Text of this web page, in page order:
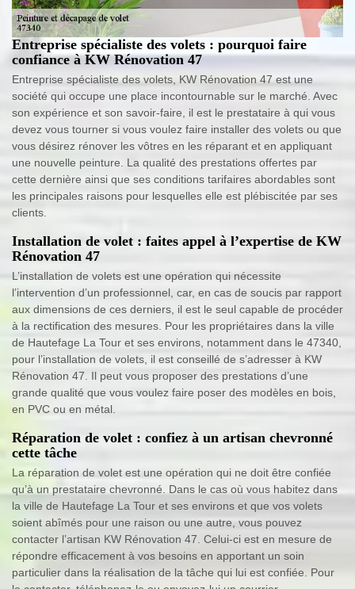
Entreprise spécialiste des volets : pourquoi faire
confiance à KW Rénovation 47
Entreprise spécialiste des volets, KW Rénovation 47 est une
société qui occupe une place incontournable sur le marché. Avec
son expérience et son savoir-faire, il est le prestataire à qui vous
devez vous tourner si vous voulez faire installer des volets ou que
vous désirez rénover les vôtres en les réparant et en appliquant
une nouvelle peinture. La qualité des prestations offertes par
cette dernière ainsi que ses conditions tarifaires abordables sont
les principales raisons pour lesquelles elle est plébiscitée par ses
clients.
Installation de volet : faites appel à l’expertise de KW
Rénovation 47
L’installation de volets est une opération qui nécessite
l’intervention d’un professionnel, car, en cas de soucis par rapport
aux dimensions de ces derniers, il est le seul capable de procéder
à la rectification des mesures. Pour les propriétaires dans la ville
de Hautefage La Tour et ses environs, notamment dans le 47340,
pour l’installation de volets, il est conseillé de s’adresser à KW
Rénovation 47. Il peut vous proposer des prestations d’une
grande qualité que vous voulez faire poser des modèles en bois,
en PVC ou en métal.
Réparation de volet : confiez à un artisan chevronné
cette tâche
La réparation de volet est une opération qui ne doit être confiée
qu’à un prestataire chevronné. Dans le cas où vous habitez dans
la ville de Hautefage La Tour et ses environs et que vos volets
soient abîmés pour une raison ou une autre, vous pouvez
contacter l’artisan KW Rénovation 47. Celui-ci est en mesure de
répondre efficacement à vos besoins en apportant un soin
particulier dans la réalisation de la tâche qui lui est confiée. Pour